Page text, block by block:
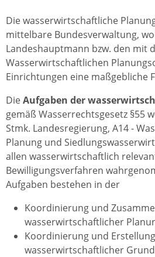
Die wasserwirtschaftliche
mittelbare Bundesverwaltung,
Landeshauptmann bzw. den mit
Wasserwirtschaftlichen
Einrichtungen eine maßgebliche
DieAufgaben der
gemäß Wasserrechtsgesetz §55
Stmk. Landesregierung, A14 -
Planung und
allen wasserwirtschaftlich
Bewilligungsverfahren
Aufgaben bestehen in der
Koordinierung und
wasserwirtschaftlicher
Koordinierung und Erstellung
wasserwirtschaftlicher